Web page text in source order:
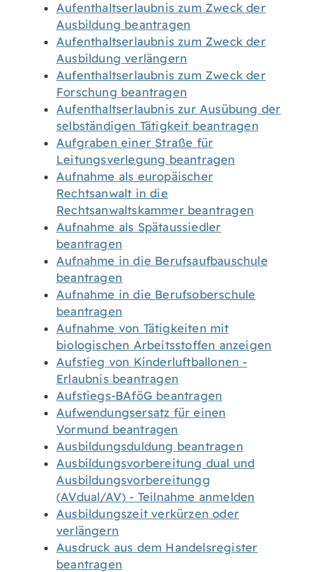
Aufenthaltserlaubnis zum Zweck der
Ausbildung beantragen
Aufenthaltserlaubnis zum Zweck der
Ausbildung verlängern
Aufenthaltserlaubnis zum Zweck der
Forschung beantragen
Aufenthaltserlaubnis zur Ausübung der
selbständigen Tätigkeit beantragen
Aufgraben einer Straße für
Leitungsverlegung beantragen
Aufnahme als europäischer
Rechtsanwalt in die
Rechtsanwaltskammer beantragen
Aufnahme als Spätaussiedler
beantragen
Aufnahme in die Berufsaufbauschule
beantragen
Aufnahme in die Berufsoberschule
beantragen
Aufnahme von Tätigkeiten mit
biologischen Arbeitsstoffen anzeigen
Aufstieg von Kinderluftballonen -
Erlaubnis beantragen
Aufstiegs-BAföG beantragen
Aufwendungsersatz für einen
Vormund beantragen
Ausbildungsduldung beantragen
Ausbildungsvorbereitung dual und
Ausbildungsvorbereitungg
(AVdual/AV) - Teilnahme anmelden
Ausbildungszeit verkürzen oder
verlängern
Ausdruck aus dem Handelsregister
beantragen